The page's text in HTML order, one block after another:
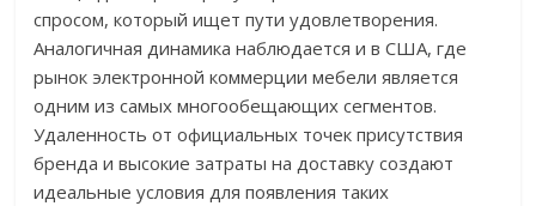
спросом, который ищет пути удовлетворения.
Аналогичная динамика наблюдается и в США, где
рынок электронной коммерции мебели является
одним из самых многообещающих сегментов.
Удаленность от официальных точек присутствия
бренда и высокие затраты на доставку создают
идеальные условия для появления таких